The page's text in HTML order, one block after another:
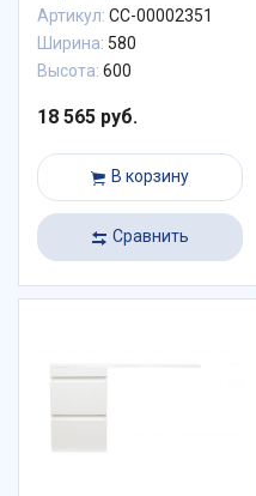
Артикул: СС-00002351
Ширина: 580
Высота: 600
18 565 руб.
В корзину
Сравнить